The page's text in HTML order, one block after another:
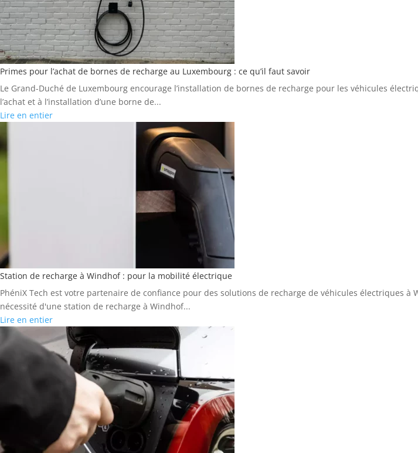
Primes pour l’achat de bornes de recharge au Luxembourg : ce qu’il faut savoir
Le Grand-Duché de Luxembourg encourage l’installation de bornes de recharge pour les véhicules
l’achat et à l’installation d’une borne de...
Lire en entier
Station de recharge à Windhof : pour la mobilité électrique
PhéniX Tech est votre partenaire de confiance pour des solutions de recharge de véhicules électriques
nécessité d'une station de recharge à Windhof...
Lire en entier